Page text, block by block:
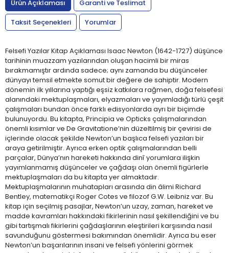
Ürün Açıklaması
Garanti ve Teslimat
Taksit Seçenekleri
Yorumlar
Felsefi Yazılar Kitap Açıklaması Isaac Newton (1642-1727) düşünce
tarihinin muazzam yazılarından oluşan hacimli bir miras
bırakmamıştır ardında sadece; aynı zamanda bu düşünceler
dünyayı temsil etmekte somut bir değere de sahiptir. Modern
dönemin ilk yıllarına yaptığı eşsiz katkılara rağmen, doğa felsefesi
alanındaki mektuplaşmaları, elyazmaları ve yayımladığı türlü çeşit
çalışmaları bundan önce farklı edisyonlarda ayrı bir biçimde
bulunuyordu. Bu kitapta, Principia ve Opticks çalışmalarından
önemli kısımlar ve De Gravitatione’nin düzeltilmiş bir çevirisi de
içlerinde olacak şekilde Newton’un başlıca felsefi yazıları bir
araya getirilmiştir. Ayrıca erken optik çalışmalarından belli
parçalar, Dünya’nın hareketi hakkında dinî yorumlara ilişkin
yayımlanmamış düşünceler ve çağdaşı olan önemli figürlerle
mektuplaşmaları da bu kitapta yer almaktadır.
Mektuplaşmalarının muhatapları arasında din âlimi Richard
Bentley, matematikçi Roger Cotes ve filozof G.W. Leibniz var. Bu
kitap için seçilmiş pasajlar, Newton’un uzay, zaman, hareket ve
madde kavramları hakkındaki fikirlerinin nasıl şekillendiğini ve bu
gibi tartışmalı fikirlerini çağdaşlarının eleştirileri karşısında nasıl
savunduğunu göstermesi bakımından önemlidir. Ayrıca bu eser
Newton’un başarılarının insani ve felsefi yönlerini görmek